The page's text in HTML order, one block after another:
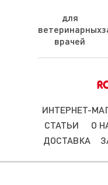
для
ветеринарных
врачей
ИНТЕРНЕТ-
СТАТЬИ
О
ДОСТАВКА